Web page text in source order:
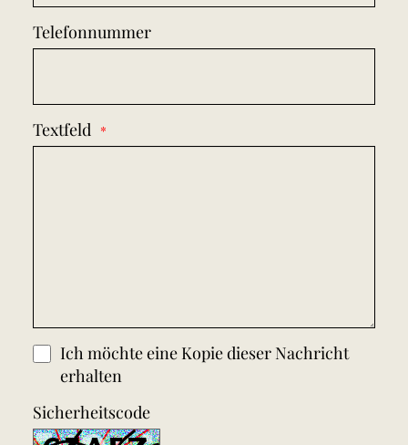
Telefonnummer
Textfeld
Ich möchte eine Kopie dieser Nachricht
erhalten
Sicherheitscode